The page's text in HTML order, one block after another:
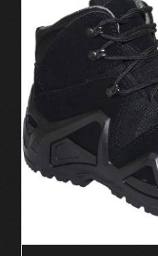
на